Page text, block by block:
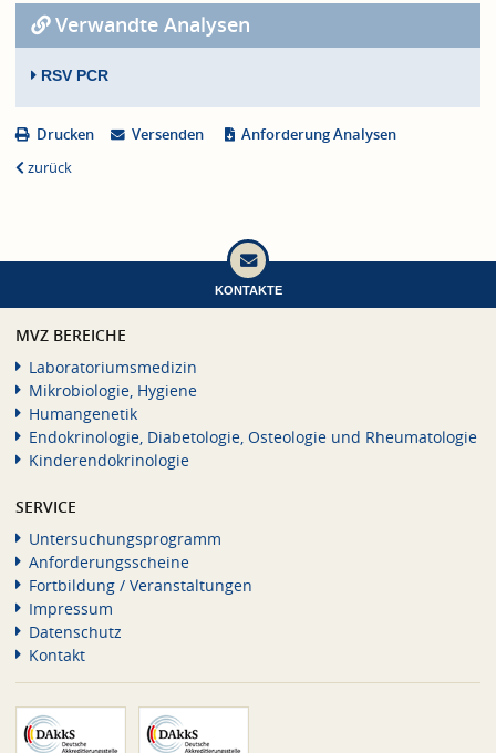
Verwandte Analysen
RSV PCR
Drucken Versenden
Anforderung Analysen
zurück
KONTAKTE
MVZ BEREICHE
Laboratoriumsmedizin
Mikrobiologie, Hygiene
Humangenetik
Endokrinologie, Diabetologie, Osteologie und Rheumatologie
Kinderendokrinologie
SERVICE
Untersuchungsprogramm
Anforderungsscheine
Fortbildung / Veranstaltungen
Impressum
Datenschutz
Kontakt